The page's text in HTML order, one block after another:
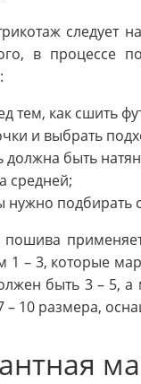
в процессе
тем, как сшить
и выбрать
должна быть
средней;
нужно подбирать
пошива
1 – 3, которые
быть 3 – 5,
– 10 размера,